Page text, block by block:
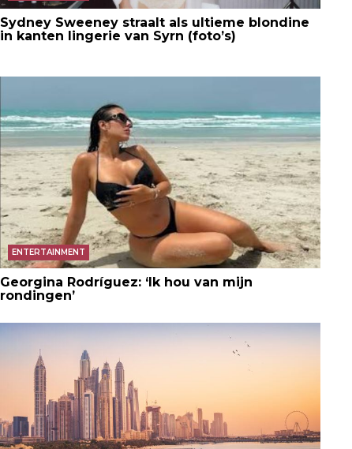
Sydney Sweeney straalt als ultieme blondine
in kanten lingerie van Syrn (foto’s)
ENTERTAINMENT
Georgina Rodríguez: ‘Ik hou van mijn
rondingen’